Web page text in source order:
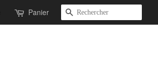
Panier Recherche